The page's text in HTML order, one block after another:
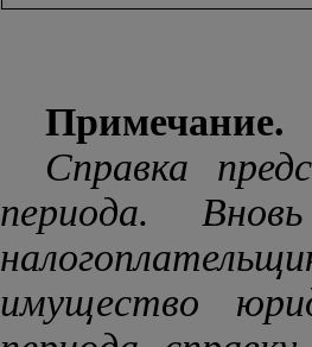
Примечание.
Справка
периода.
имущество